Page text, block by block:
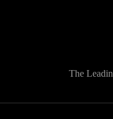
The